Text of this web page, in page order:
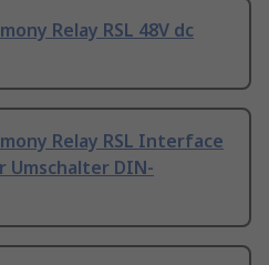
Relay RSL 48V dc
Relay RSL Interface
Umschalter DIN-